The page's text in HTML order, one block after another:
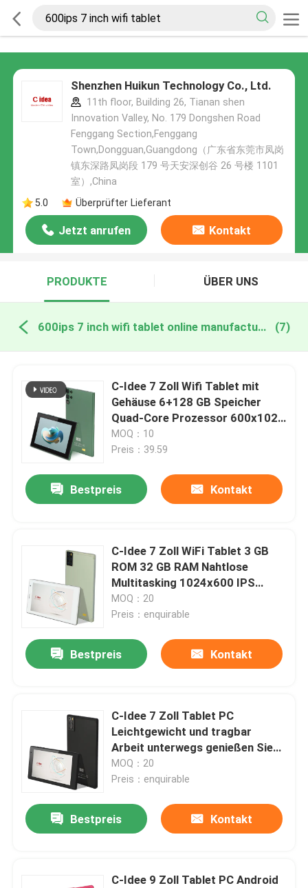
Shenzhen Huikun Technology Co., Ltd.
11th floor, Building 26, Tianan shen
Innovation Valley, No. 179 Dongshen Road
Fenggang Section,Fenggang
Town,Dongguan,Guangdong（广东省东莞市凤岗
镇东深路凤岗段 179 号天安深创谷 26 号楼 1101
室）,China
5.0
Überprüfter Lieferant
Jetzt anrufen Kontakt
PRODUKTE ÜBER UNS
600ips 7 inch wifi tablet online manufacture (7)
C-Idee 7 Zoll Wifi Tablet mit
Gehäuse 6+128 GB Speicher
Quad-Core Prozessor 600x1024
HD IPS Touchscreen CM522
Grün
MOQ：10
Preis：39.59
Bestpreis Kontakt
C-Idee 7 Zoll WiFi Tablet 3 GB
ROM 32 GB RAM Nahtlose
Multitasking 1024x600 IPS
Display Responsive Touch
CM520
MOQ：20
Preis：enquirable
Bestpreis Kontakt
C-Idee 7 Zoll Tablet PC
Leichtgewicht und tragbar
Arbeit unterwegs genießen Sie
überall Verbessern Sie die
Benutzerfreundlichkeit CM520
MOQ：20
Preis：enquirable
Bestpreis Kontakt
C-Idee 9 Zoll Tablet PC Android